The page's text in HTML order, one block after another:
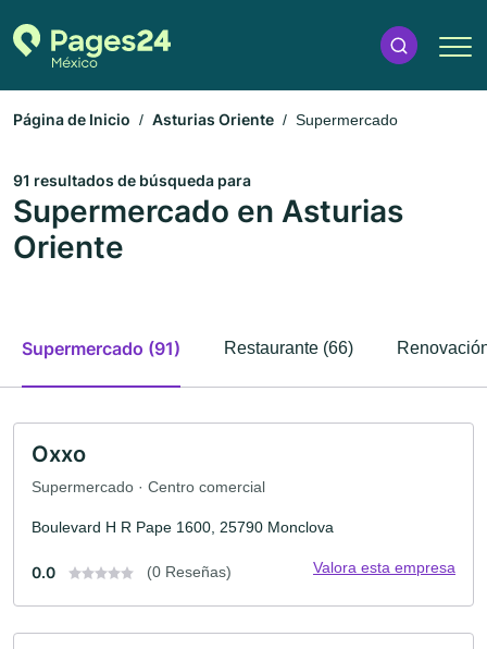
Página de Inicio Asturias Oriente Supermercado
91 resultados de búsqueda para
Supermercado en Asturias
Oriente
Supermercado (91) Restaurante (66)
Oxxo
Supermercado · Centro comercial
Boulevard H R Pape 1600, 25790 Monclova
0.0 (0 Reseñas) Valora esta empresa